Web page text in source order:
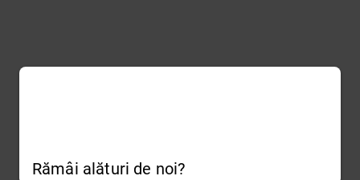
Rămâi alături de noi?